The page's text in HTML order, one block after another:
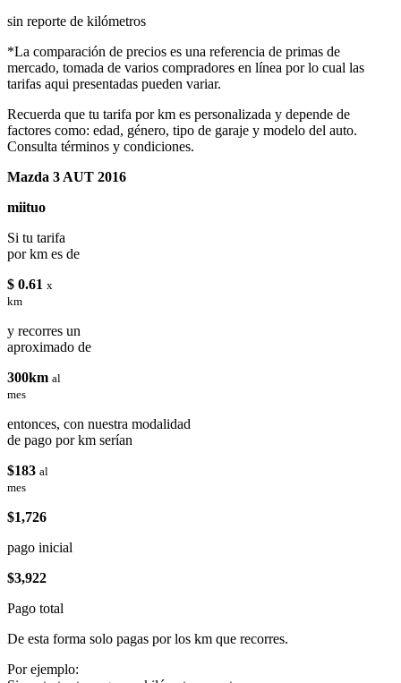
sin reporte de kilómetros
*La comparación de precios es una referencia de primas de
mercado, tomada de varios compradores en línea por lo cual las
tarifas aqui presentadas pueden variar.
Recuerda que tu tarifa por km es personalizada y depende de
factores como: edad, género, tipo de garaje y modelo del auto.
Consulta términos y condiciones.
Mazda 3 AUT 2016
miituo
Si tu tarifa
por km es de
$ 0.61 x
km
y recorres un
aproximado de
300km al
mes
entonces, con nuestra modalidad
de pago por km serían
$183 al
mes
$1,726
pago inicial
$3,922
Pago total
De esta forma solo pagas por los km que recorres.
Por ejemplo: